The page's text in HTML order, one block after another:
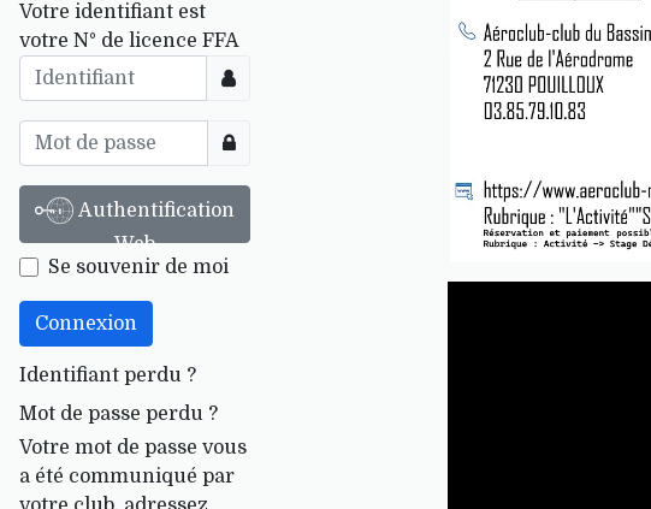
Votre identifiant est
votre N° de licence FFA
Identifiant
Afficher
Web
Se souvenir de moi
Connexion
Identifiant perdu ?
Mot de passe perdu ?
Votre mot de passe vous
a été communiqué par